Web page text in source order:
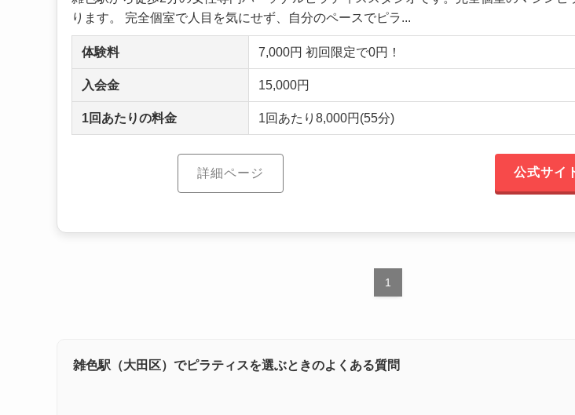
ります。 完全個室で人目を気にせず、自分のペースでピラ...
体験料 7,000円 初回限定で0円！
入会金 15,000円
1回あたりの料金 1回あたり8,000円(55分)
詳細ページ 公式サイ
1
雑色駅（大田区）でピラティスを選ぶときのよくある質問